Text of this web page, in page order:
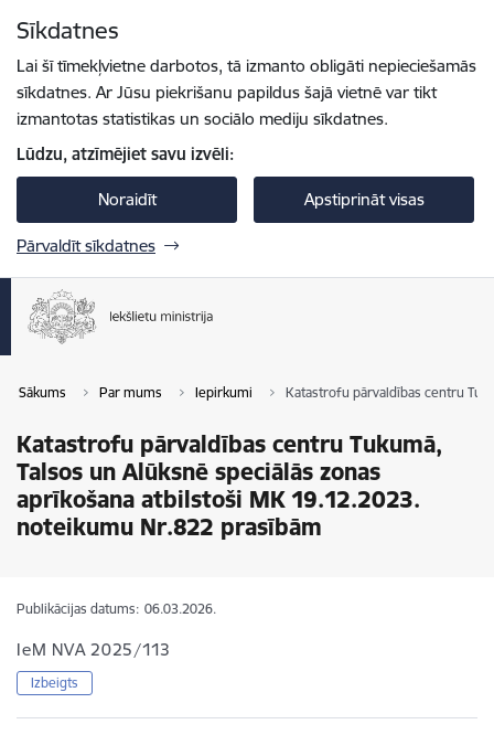
Sīkdatnes
Lai šī tīmekļvietne darbotos, tā izmanto obligāti nepieciešamās
sīkdatnes. Ar Jūsu piekrišanu papildus šajā vietnē var tikt
izmantotas statistikas un sociālo mediju sīkdatnes.
Lūdzu, atzīmējiet savu izvēli:
Noraidīt Apstiprināt visas
Pārvaldīt sīkdatnes
Sākums Par mums Iepirkumi Katastrofu pārvaldības centru
Katastrofu pārvaldības centru Tukumā,
Talsos un Alūksnē speciālās zonas
aprīkošana atbilstoši MK 19.12.2023.
noteikumu Nr.822 prasībām
Publikācijas datums: 06.03.2026.
IeM NVA 2025/113
Izbeigts